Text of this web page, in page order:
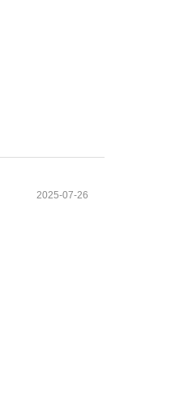
2025-07-26